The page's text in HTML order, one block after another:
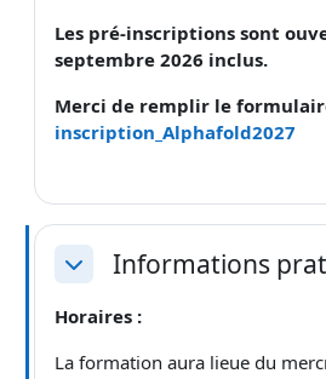
Les pré-inscriptions sont
septembre 2026 inclus.
Merci de remplir le
inscription_Alphafold2027
ReplierInformations
Horaires :
La formation aura lieue du